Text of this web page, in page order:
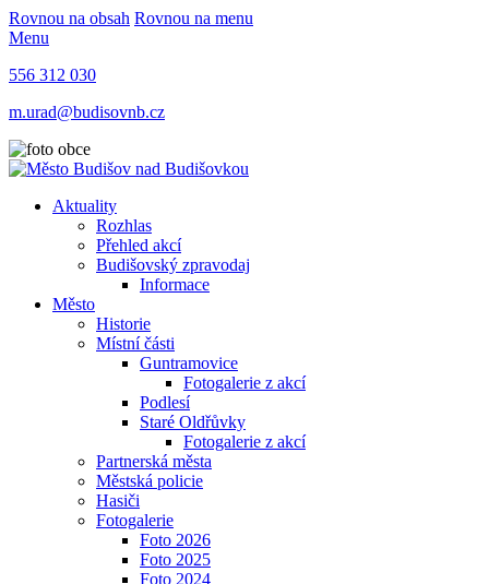
Rovnou na obsah Rovnou na menu
Menu
556 312 030
m.urad@budisovnb.cz
Aktuality
Rozhlas
Přehled akcí
Budišovský zpravodaj
Informace
Město
Historie
Místní části
Guntramovice
Fotogalerie z akcí
Podlesí
Staré Oldřůvky
Fotogalerie z akcí
Partnerská města
Městská policie
Hasiči
Fotogalerie
Foto 2026
Foto 2025
Foto 2024